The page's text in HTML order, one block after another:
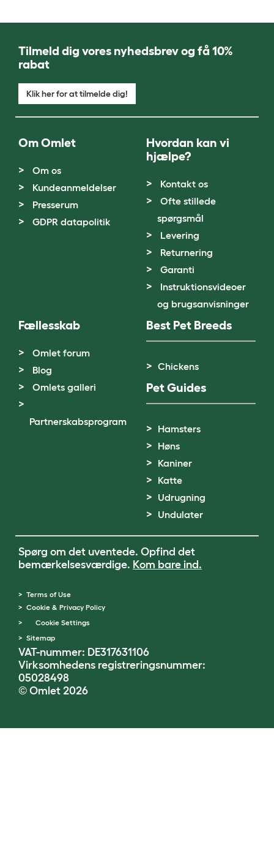
Tilmeld dig vores nyhedsbrev og få 10%
rabat
Klik her for at tilmelde dig!
Om Omlet
Om os
Kundeanmeldelser
Presserum
GDPR datapolitik
Hvordan kan vi
hjælpe?
Kontakt os
Ofte stillede
spørgsmål
Levering
Returnering
Garanti
Instruktionsvideoer
og brugsanvisninger
Fællesskab
Omlet forum
Blog
Omlets galleri
Partnerskabsprogram
Best Pet Breeds
Chickens
Pet Guides
Hamsters
Høns
Kaniner
Katte
Udrugning
Undulater
Spørg om det uventede. Opfind det
bemærkelsesværdige. Kom bare ind.
Terms of Use
Cookie & Privacy Policy
Cookie Settings
Sitemap
VAT-nummer: DE317631106
Virksomhedens registreringsnummer:
05028498
© Omlet 2026